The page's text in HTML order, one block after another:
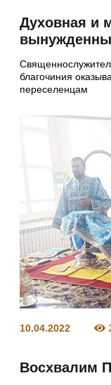
Духовная и
благочиния
переселенцам
10.04.2022
Восхвалим